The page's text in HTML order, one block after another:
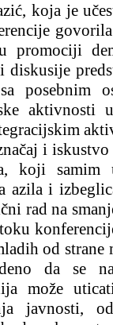
koja je
promociji
diskusije
posebnim
aktivnosti
i
koji samim
azila i
rad na
od strane
da se
može
javnosti,